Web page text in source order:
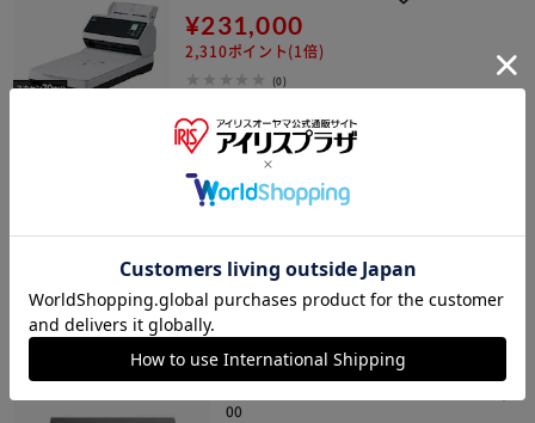
¥231,000
2,310ポイント(1倍)
(0)
業務用スキャナ FI-8290 【代引き不
可】
(0)
ドキュメントスキャナー Canon LIDE4
00